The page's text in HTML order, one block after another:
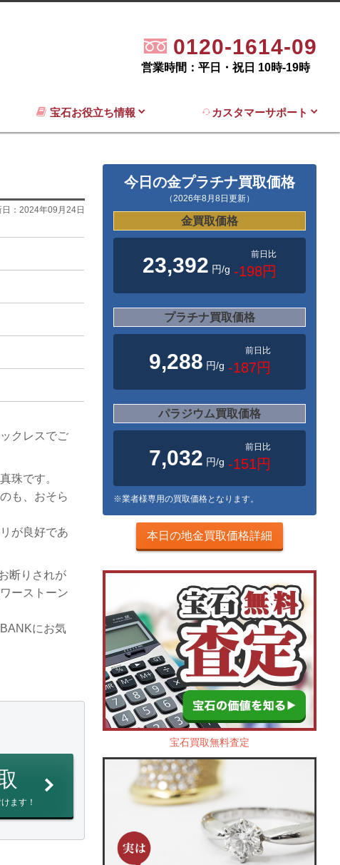
0120-1614-09
営業時間：平日・祝日 10時-19時
宝石お役立ち情報 カスタマーサポート
： 2024年09月24日
クレスでご
珠です。
も、おそら
が良好であ
断りされが
ーストーン
にお気
ます！
今日の金プラチナ買取価格
（2026年8月8日更新）
金買取価格
23,392 円/g
前日比
-198円
プラチナ買取価格
9,288 円/g
前日比
-187円
パラジウム買取価格
7,032 円/g
前日比
-151円
※業者様専用の買取価格となります。
本日の地金買取価格詳細
宝石買取無料査定